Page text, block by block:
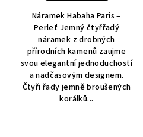
Náramek Habaha Paris –
Perleť Jemný čtyřřadý
náramek z drobných
přírodních kamenů zaujme
svou elegantní jednoduchostí
a nadčasovým designem.
Čtyři řady jemně broušených
korálků...